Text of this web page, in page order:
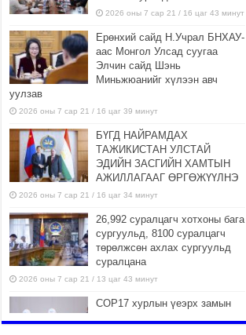
2026 оны 7 сар 21 / 16 цаг 43 минут
Ерөнхий сайд Н.Учрал БНХАУ-
аас Монгол Улсад суугаа
Элчин сайд Шэнь
Миньжюанийг хүлээн авч
уулзав
2026 оны 7 сар 21 / 16 цаг 39 минут
БҮГД НАЙРАМДАХ
ТАЖИКИСТАН УЛСТАЙ
ЭДИЙН ЗАСГИЙН ХАМТЫН
АЖИЛЛАГААГ ӨРГӨЖҮҮЛНЭ
2026 оны 7 сар 21 / 16 цаг 34 минут
26,992 суралцагч хотхоны бага
сургуульд, 8100 суралцагч
төрөлжсөн ахлах сургуульд
суралцана
2026 оны 7 сар 21 / 13 цаг 43 минут
COP17 хурлын үеэрх замын